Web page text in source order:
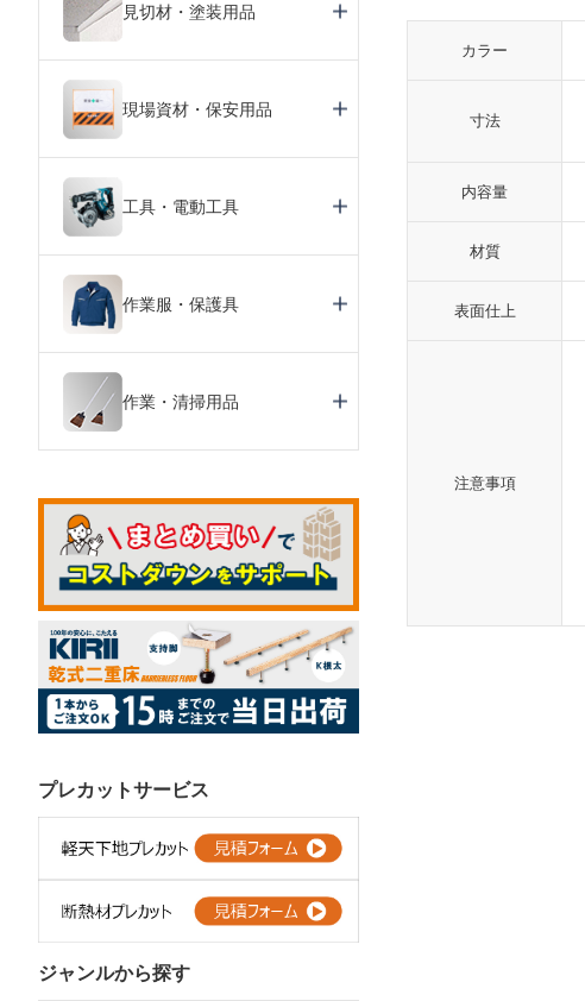
カラー
寸法
内容量
材質
表面仕上
注意事項
見切材・塗装用品
現場資材・保安用品
工具・電動工具
作業服・保護具
作業・清掃用品
プレカットサービス
ジャンルから探す